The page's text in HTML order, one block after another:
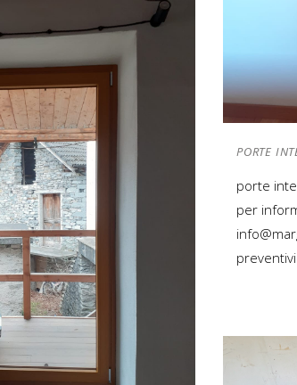
PORTE
porte
per